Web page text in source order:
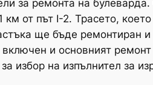
за ремонта на
км от път I-2. Трасето,
ще бъде ремонтиран
и основният
избор на изпълнител за